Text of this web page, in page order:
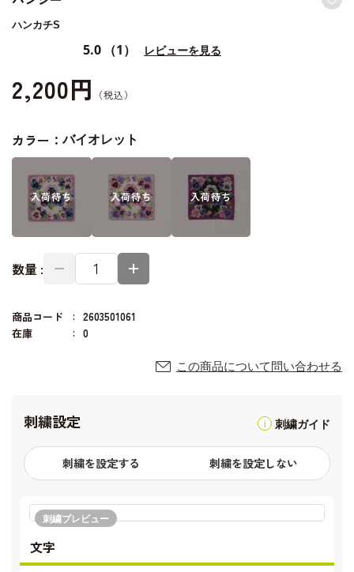
ハンカチS
5.0 （1） レビューを見る
2,200円
カラー：バイオレット
入荷待ち 入荷待ち 入荷待ち
数量 :
商品コード
2603501061
在庫
0
この商品について問い合わせる
刺繍設定 刺繍ガイド
刺繍を設定する 刺繍を設定しない
刺繍プレビュー
文字